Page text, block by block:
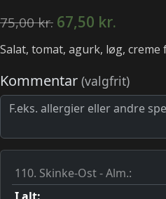
75,00kr. 67,50 kr.
Salat, tomat, agurk, løg, creme